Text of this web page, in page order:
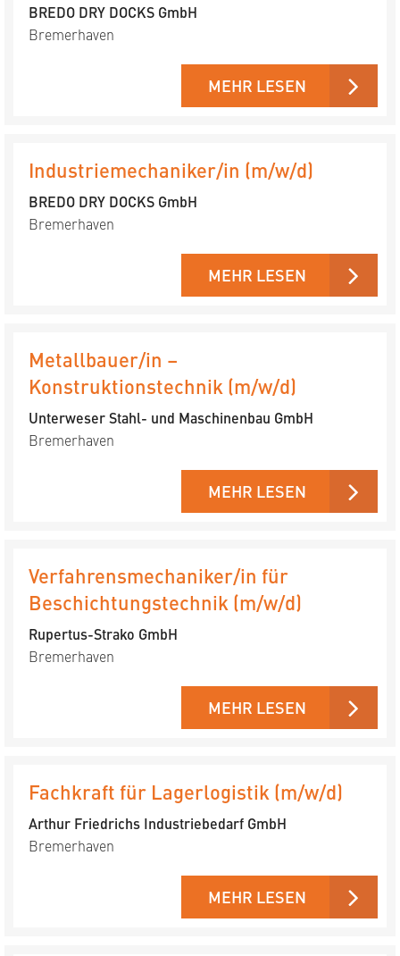
BREDO DRY DOCKS GmbH
Bremerhaven
MEHR LESEN
Industriemechaniker/in (m/w/d)
BREDO DRY DOCKS GmbH
Bremerhaven
MEHR LESEN
Metallbauer/in –
Konstruktionstechnik (m/w/d)
Unterweser Stahl- und Maschinenbau GmbH
Bremerhaven
MEHR LESEN
Verfahrensmechaniker/in für
Beschichtungstechnik (m/w/d)
Rupertus-Strako GmbH
Bremerhaven
MEHR LESEN
Fachkraft für Lagerlogistik (m/w/d)
Arthur Friedrichs Industriebedarf GmbH
Bremerhaven
MEHR LESEN